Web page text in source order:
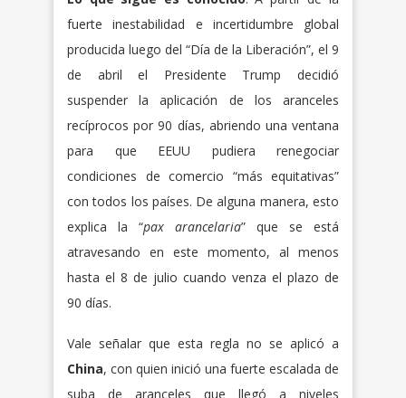
fuerte inestabilidad e incertidumbre global
producida luego del “Día de la Liberación”, el 9
de abril el Presidente Trump decidió
suspender la aplicación de los aranceles
recíprocos por 90 días, abriendo una ventana
para que EEUU pudiera renegociar
condiciones de comercio “más equitativas”
con todos los países. De alguna manera, esto
explica la “pax arancelaria” que se está
atravesando en este momento, al menos
hasta el 8 de julio cuando venza el plazo de
90 días.
Vale señalar que esta regla no se aplicó a
China, con quien inició una fuerte escalada de
suba de aranceles que llegó a niveles